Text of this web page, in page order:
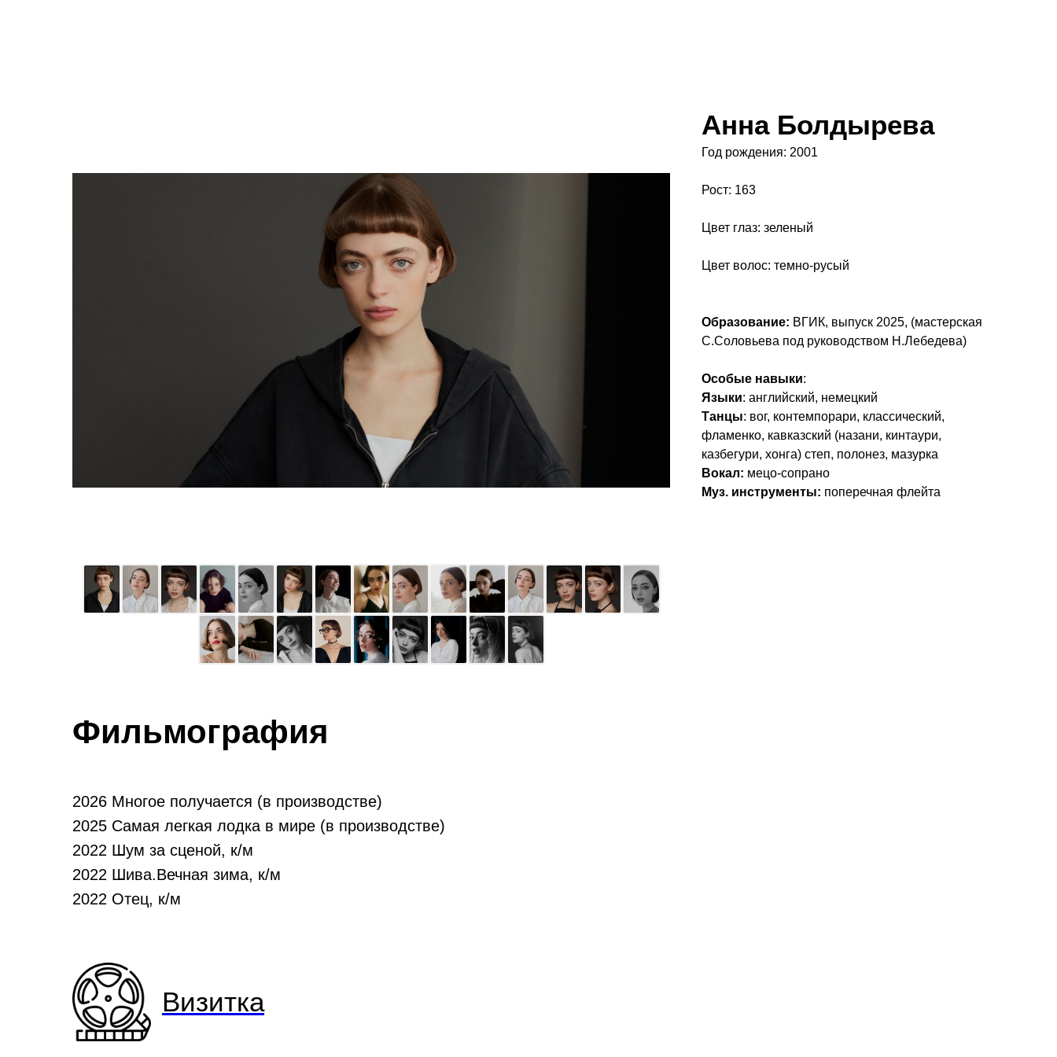
Анна Болдырева
Год рождения: 2001
Рост: 163
Цвет глаз: зеленый
Цвет волос: темно-русый
Образование: ВГИК, выпуск 2025, (мастерская
С.Соловьева под руководством Н.Лебедева)
Особые навыки:
Языки: английский, немецкий
Танцы: вог, контемпорари, классический,
фламенко, кавказский (назани, кинтаури,
казбегури, хонга) степ, полонез, мазурка
Вокал: мецо-сопрано
Муз. инструменты: поперечная флейта
Фильмография
2026 Многое получается (в производстве)
2025 Самая легкая лодка в мире (в производстве)
2022 Шум за сценой, к/м
2022 Шива.Вечная зима, к/м
2022 Отец, к/м
Визитка